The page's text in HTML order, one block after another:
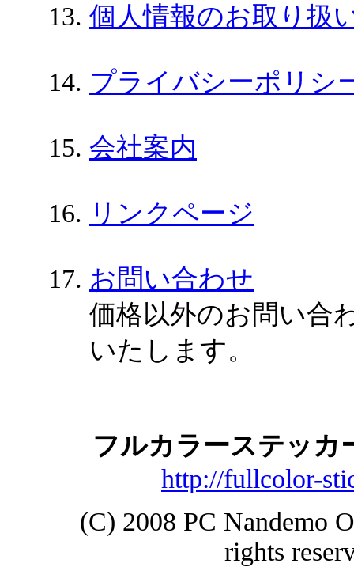
個人情報のお取り扱
プライバシーポリシ
会社案内
リンクページ
お問い合わせ
価格以外のお問い合
いたします。
フルカラーステッカ
http://fullcolor-
(C) 2008 PC Nandemo
rights